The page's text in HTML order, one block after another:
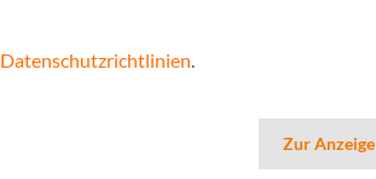
Datenschutzrichtlinien.
Zur Anzeige